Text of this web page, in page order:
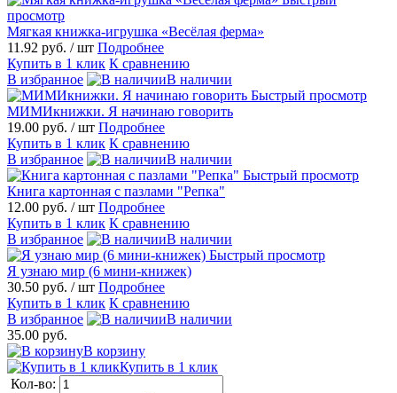
просмотр
Мягкая книжка-игрушка «Весёлая ферма»
11.92 руб. / шт Подробнее
Купить в 1 клик К сравнению
В избранное
В наличии
Быстрый просмотр
МИМИкнижки. Я начинаю говорить
19.00 руб. / шт Подробнее
Купить в 1 клик К сравнению
В избранное
В наличии
Быстрый просмотр
Книга картонная с пазлами "Репка"
12.00 руб. / шт Подробнее
Купить в 1 клик К сравнению
В избранное
В наличии
Быстрый просмотр
Я узнаю мир (6 мини-книжек)
30.50 руб. / шт Подробнее
Купить в 1 клик К сравнению
В избранное
В наличии
35.00 руб.
В корзину
Купить в 1 клик
Кол-во: